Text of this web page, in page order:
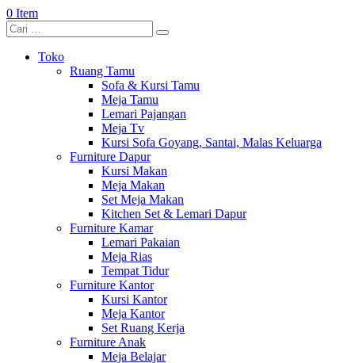
0 Item
Toko
Ruang Tamu
Sofa & Kursi Tamu
Meja Tamu
Lemari Pajangan
Meja Tv
Kursi Sofa Goyang, Santai, Malas Keluarga
Furniture Dapur
Kursi Makan
Meja Makan
Set Meja Makan
Kitchen Set & Lemari Dapur
Furniture Kamar
Lemari Pakaian
Meja Rias
Tempat Tidur
Furniture Kantor
Kursi Kantor
Meja Kantor
Set Ruang Kerja
Furniture Anak
Meja Belajar